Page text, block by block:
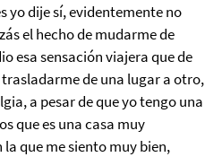
yo dije sí, evidentemente no
el hecho de mudarme de
esa sensación viajera que de
de una lugar a otro,
a pesar de que yo tengo una
que es una casa muy
que me siento muy bien,